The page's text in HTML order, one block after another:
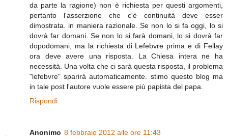
da parte la ragione) non è richiesta per questi argomenti,
pertanto l'asserzione che c'è continuità deve esser
dimostrata. in maniera razionale. Se non lo si fa oggi, lo si
dovrà far domani. Se non lo si farà domani, lo si dovrà far
dopodomani, ma la richiesta di Lefebvre prima e di Fellay
ora deve avere una risposta. La Chiesa intera ne ha
necessità. Una volta che ci sarà questa risposta, il problema
"lefebvre" sparirà automaticamente. stimo questo blog ma
in tale post l'autore vuole essere più papista del papa.
Rispondi
Anonimo 8 febbraio 2012 alle ore 11:43